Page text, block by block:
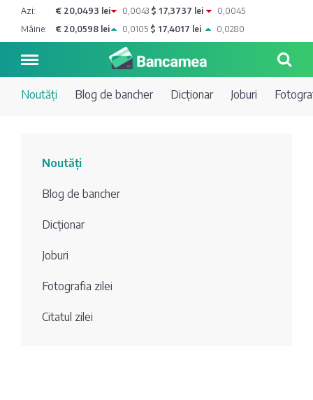
Azi: € 20,0493 lei 0,0043 $ 17,3737 lei
0,0045
Mâine:
€ 20,0598 lei 0,0105 $ 17,4017 lei 0,0280
bancher
Joburi
Fotografia
Depozite
Comerțbank
Energbank
întrebare?
Sondaj
Noutăți Blog de bancher Dicționar Joburi
Noutăți
Blog de bancher
Dicționar
Joburi
Fotografia zilei
Citatul zilei